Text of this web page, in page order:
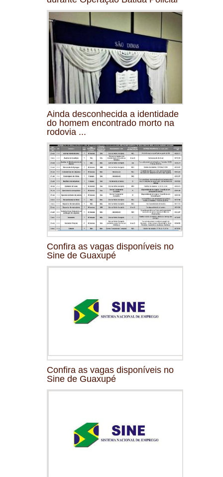
Ainda desconhecida a identidade
do homem encontrado morto na
rodovia ...
Confira as vagas disponíveis no
Sine de Guaxupé
Confira as vagas disponíveis no
Sine de Guaxupé